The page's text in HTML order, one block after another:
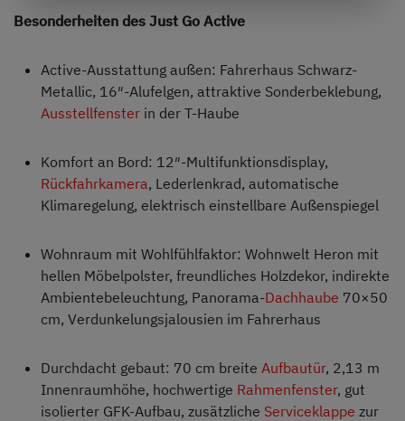
Besonderheiten des Just Go Active
Active-Ausstattung außen: Fahrerhaus Schwarz-
Metallic, 16″-Alufelgen, attraktive Sonderbeklebung,
Ausstellfenster in der T-Haube
Komfort an Bord: 12″-Multifunktionsdisplay,
Rückfahrkamera, Lederlenkrad, automatische
Klimaregelung, elektrisch einstellbare Außenspiegel
Wohnraum mit Wohlfühlfaktor: Wohnwelt Heron mit
hellen Möbelpolster, freundliches Holzdekor, indirekte
Ambientebeleuchtung, Panorama-Dachhaube 70×50
cm, Verdunkelungsjalousien im Fahrerhaus
Durchdacht gebaut: 70 cm breite Aufbautür, 2,13 m
Innenraumhöhe, hochwertige Rahmenfenster, gut
isolierter GFK-Aufbau, zusätzliche Serviceklappe zur